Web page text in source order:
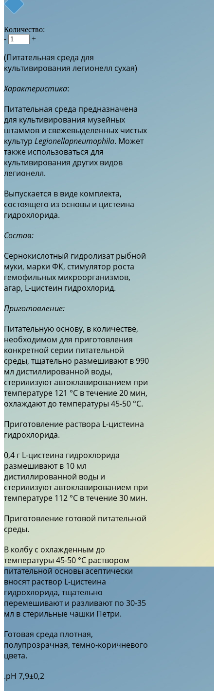
Количество:
-
+
(Питательная среда для
культивирования легионелл сухая)
Характеристика:
Питательная среда предназначена
для культивирования музейных
штаммов и свежевыделенных чистых
культур Legionellapneumophila. Может
также использоваться для
культивирования других видов
легионелл.
Выпускается в виде комплекта,
состоящего из основы и цистеина
гидрохлорида.
Состав:
Сернокислотный гидролизат рыбной
муки, марки ФК, стимулятор роста
гемофильных микроорганизмов,
агар, L-цистеин гидрохлорид.
Приготовление:
Питательную основу, в количестве,
необходимом для приготовления
конкретной серии питательной
среды, тщательно размешивают в 990
мл дистиллированной воды,
стерилизуют автоклавированием при
температуре 121 °С в течение 20 мин,
охлаждают до температуры 45-50 °С.
Приготовление раствора L-цистеина
гидрохлорида.
0,4 г L-цистеина гидрохлорида
размешивают в 10 мл
дистиллированной воды и
стерилизуют автоклавированием при
температуре 112 °С в течение 30 мин.
Приготовление готовой питательной
среды.
В колбу с охлажденным до
температуры 45-50 °С раствором
питательной основы асептически
вносят раствор L-цистеина
гидрохлорида, тщательно
перемешивают и разливают по 30-35
мл в стерильные чашки Петри.
Готовая среда плотная,
полупрозрачная, темно-коричневого
цвета.
.рН 7,9±0,2